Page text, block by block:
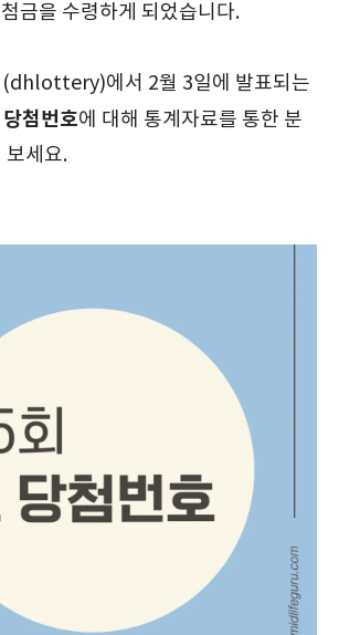
금을 수령하게 되었습니다.
(dhlottery)에서 2월 3일에 발표되는
첨번호에 대해 통계자료를 통한 분
보세요.